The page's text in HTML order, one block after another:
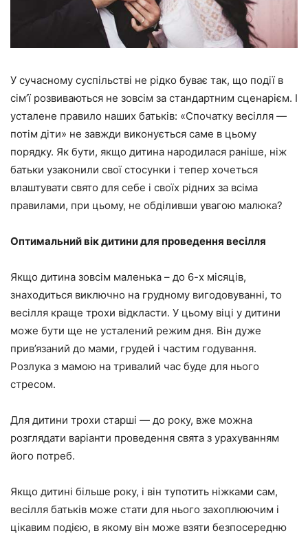
У сучасному суспільстві не рідко буває так, що події в
сім’ї розвиваються не зовсім за стандартним сценарієм. І
усталене правило наших батьків: «Спочатку весілля —
потім діти» не завжди виконується саме в цьому
порядку. Як бути, якщо дитина народилася раніше, ніж
батьки узаконили свої стосунки і тепер хочеться
влаштувати свято для себе і своїх рідних за всіма
правилами, при цьому, не обділивши увагою малюка?
Оптимальний вік дитини для проведення весілля
Якщо дитина зовсім маленька – до 6-х місяців,
знаходиться виключно на грудному вигодовуванні, то
весілля краще трохи відкласти. У цьому віці у дитини
може бути ще не усталений режим дня. Він дуже
прив’язаний до мами, грудей і частим годування.
Розлука з мамою на тривалий час буде для нього
стресом.
Для дитини трохи старші — до року, вже можна
розглядати варіанти проведення свята з урахуванням
його потреб.
Якщо дитині більше року, і він тупотить ніжками сам,
весілля батьків може стати для нього захоплюючим і
цікавим подією, в якому він може взяти безпосередню